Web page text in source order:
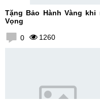
Tặng Bảo Hành Vàng
Vọng
0 1260